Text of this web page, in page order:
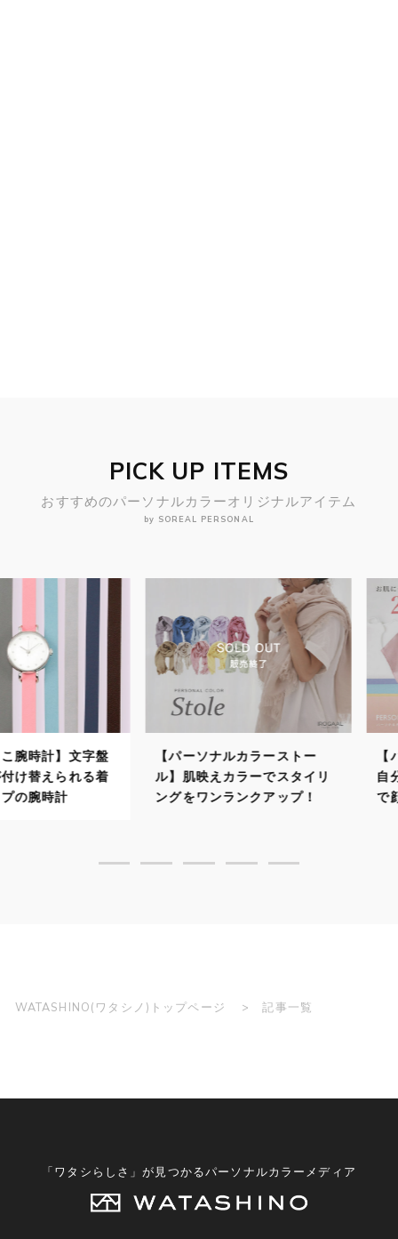
PICK UP ITEMS
おすすめのパーソナルカラーオリジナルアイテム
by SOREAL PERSONAL
】文字盤
られる着
計
【パーソナルカラーストー
ル】肌映えカラーでスタイリ
ングをワンランクアップ！
【パーソ
自分に似
で顔映り
WATASHINO(ワタシノ)トップページ 記事一覧
「ワタシらしさ」が見つかるパーソナルカラーメディア